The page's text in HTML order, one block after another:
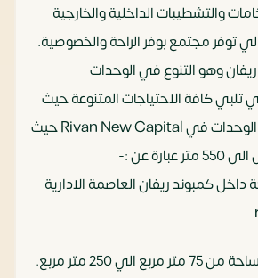
والتشطيبات الداخلية والخارجية
توفر مجتمع بوفر الراحة والخصوصية.
وهو التنوع في الوحدات
كافة الاحتياجات المتنوعة حيث
تم تقسيم مساحات الوحدات في Rivan New Capital حيث
داخل كمبوند ريفان العاصمة الادارية
الي 250 متر مربع.